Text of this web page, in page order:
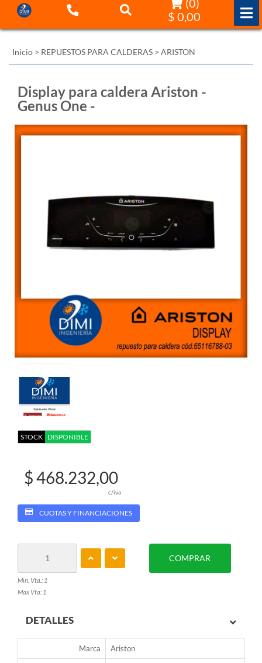
$ 0,00
Inicio > REPUESTOS PARA CALDERAS > ARISTON
Display para caldera Ariston -
Genus One -
STOCK DISPONIBLE
$ 468.232,00
c/iva
CUOTAS Y FINANCIACIONES
Min. Vta.: 1
Max Vta: 1
COMPRAR
DETALLES
Marca Ariston